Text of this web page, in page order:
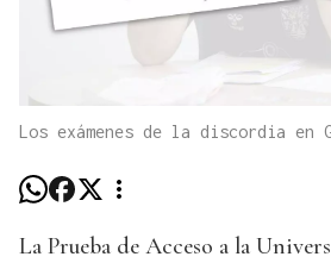
Los exámenes de la discordia en
La Prueba de Acceso a la